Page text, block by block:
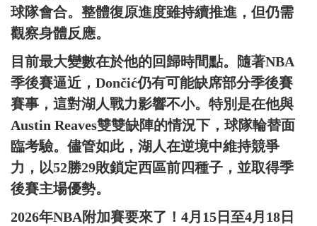
球隊會合。整體復原進度雖持續推進，但仍需
觀察身體反應。
目前最大變數在於他的回歸時間點。隨著NBA
季後賽逼近，Dončić仍有可能缺席部分季後賽
賽事，這對湖人戰力影響不小。特別是在他與
Austin Reaves雙雙缺陣的情況下，球隊輪替面
臨考驗。儘管如此，湖人在逆境中維持競爭
力，以52勝29敗鎖定西區前四種子，並取得季
後賽主場優勢。
2026年NBA附加賽要來了！4月15日至4月18日